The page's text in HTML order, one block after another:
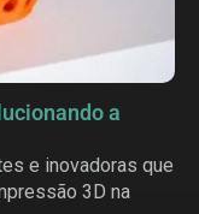
a
e inovadoras que
3D na